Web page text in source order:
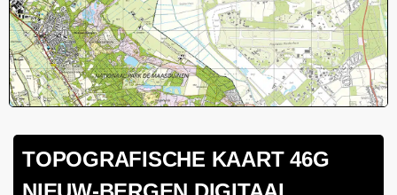
TOPOGRAFISCHE KAART 46G